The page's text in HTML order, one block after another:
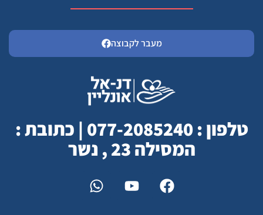
מעבר לקבוצה
טלפון : 077-2085240 | כתובת :
המסילה 23 , נשר